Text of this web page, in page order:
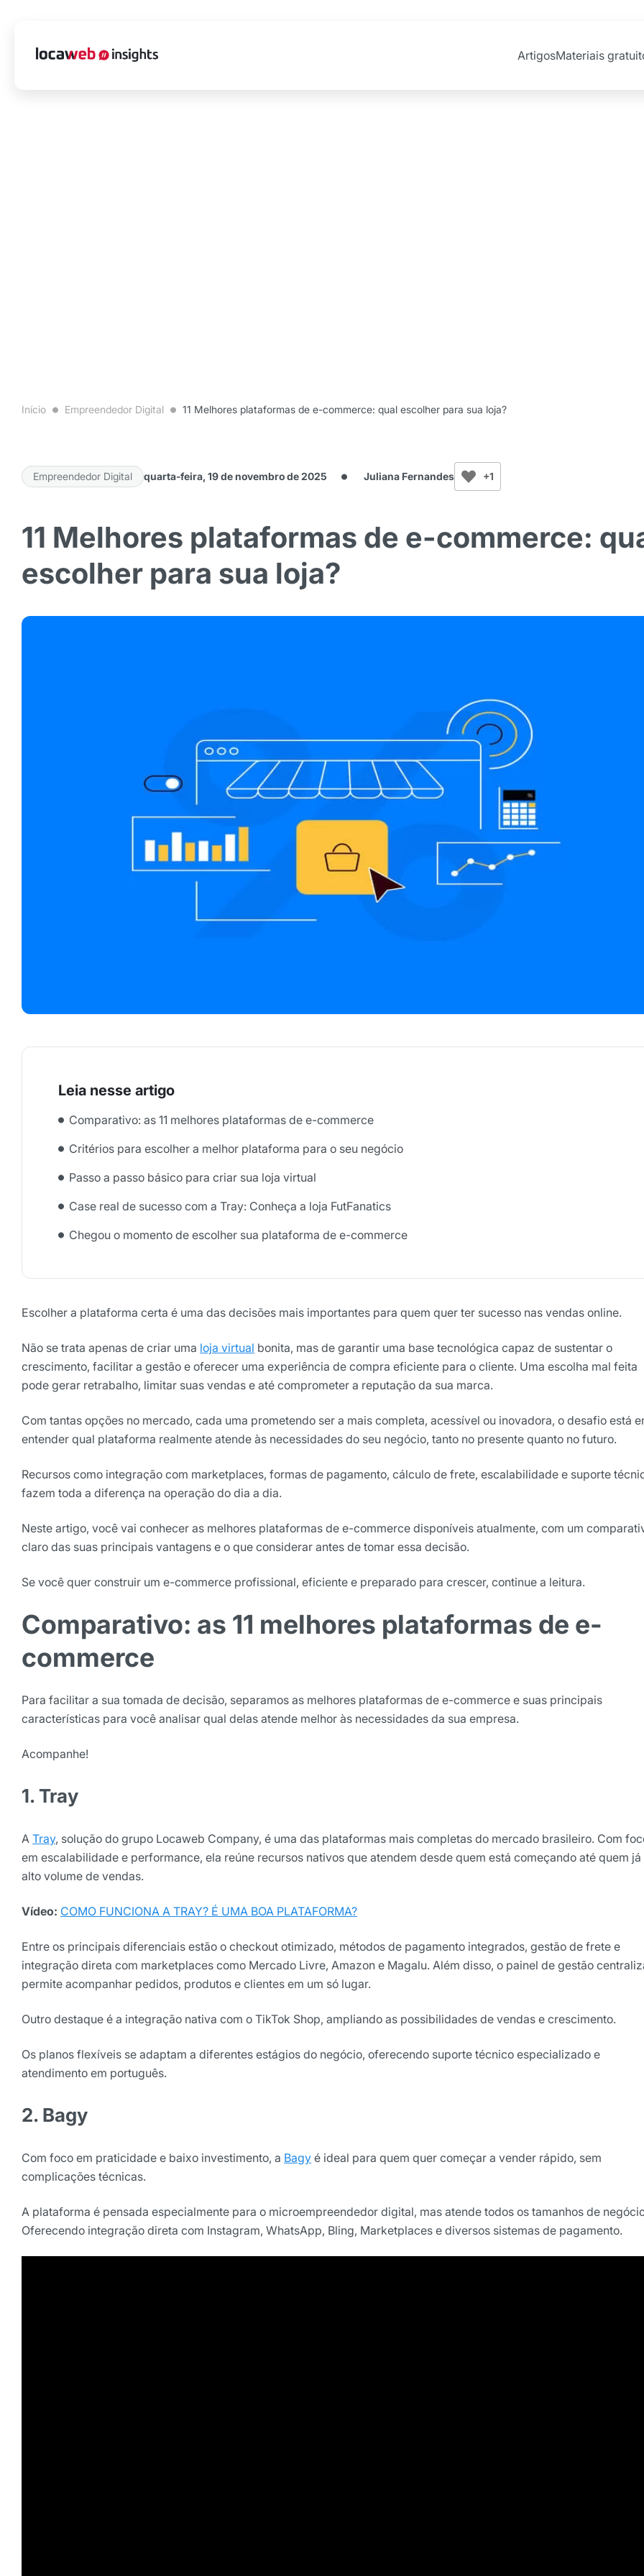
ArtigosMateriais
Início Empreendedor Digital 11 Melhores plataformas de e-commerce: qual escolher para sua loja?
Empreendedor Digital quarta-feira, 19 de novembro de 2025 Juliana Fernandes +1
11 Melhores plataformas de e-commerce:
escolher para sua loja?
Comparativo: as 11 melhores plataformas de e-commerce
Critérios para escolher a melhor plataforma para o seu negócio
Passo a passo básico para criar sua loja virtual
Case real de sucesso com a Tray: Conheça a loja FutFanatics
Chegou o momento de escolher sua plataforma de e-commerce
Escolher a plataforma certa é uma das decisões mais importantes para quem quer ter sucesso nas vendas online.
Não se trata apenas de criar uma loja virtual bonita, mas de garantir uma base tecnológica capaz de sustentar o
crescimento, facilitar a gestão e oferecer uma experiência de compra eficiente para o cliente. Uma escolha mal feita
pode gerar retrabalho, limitar suas vendas e até comprometer a reputação da sua marca.
Com tantas opções no mercado, cada uma prometendo ser a mais completa, acessível ou inovadora, o desafio está
entender qual plataforma realmente atende às necessidades do seu negócio, tanto no presente quanto no futuro.
Recursos como integração com marketplaces, formas de pagamento, cálculo de frete, escalabilidade e suporte
fazem toda a diferença na operação do dia a dia.
Neste artigo, você vai conhecer as melhores plataformas de e-commerce disponíveis atualmente, com um
claro das suas principais vantagens e o que considerar antes de tomar essa decisão.
Se você quer construir um e-commerce profissional, eficiente e preparado para crescer, continue a leitura.
Comparativo: as 11 melhores plataformas de e-
commerce
Para facilitar a sua tomada de decisão, separamos as melhores plataformas de e-commerce e suas principais
características para você analisar qual delas atende melhor às necessidades da sua empresa.
Acompanhe!
1. Tray
A Tray, solução do grupo Locaweb Company, é uma das plataformas mais completas do mercado brasileiro. Com
em escalabilidade e performance, ela reúne recursos nativos que atendem desde quem está começando até quem já
alto volume de vendas.
Vídeo: COMO FUNCIONA A TRAY? É UMA BOA PLATAFORMA?
Entre os principais diferenciais estão o checkout otimizado, métodos de pagamento integrados, gestão de frete e
integração direta com marketplaces como Mercado Livre, Amazon e Magalu. Além disso, o painel de gestão
permite acompanhar pedidos, produtos e clientes em um só lugar.
Outro destaque é a integração nativa com o TikTok Shop, ampliando as possibilidades de vendas e crescimento.
Os planos flexíveis se adaptam a diferentes estágios do negócio, oferecendo suporte técnico especializado e
atendimento em português.
2. Bagy
Com foco em praticidade e baixo investimento, a Bagy é ideal para quem quer começar a vender rápido, sem
complicações técnicas.
A plataforma é pensada especialmente para o microempreendedor digital, mas atende todos os tamanhos de
Oferecendo integração direta com Instagram, WhatsApp, Bling, Marketplaces e diversos sistemas de pagamento.
Tendências e materiais exclusivos do mercado
digital que valem a leitura.
Selecione sua área de atuação
nossas comunicações e está de acordo com as nossas Políticas
de Privacidade